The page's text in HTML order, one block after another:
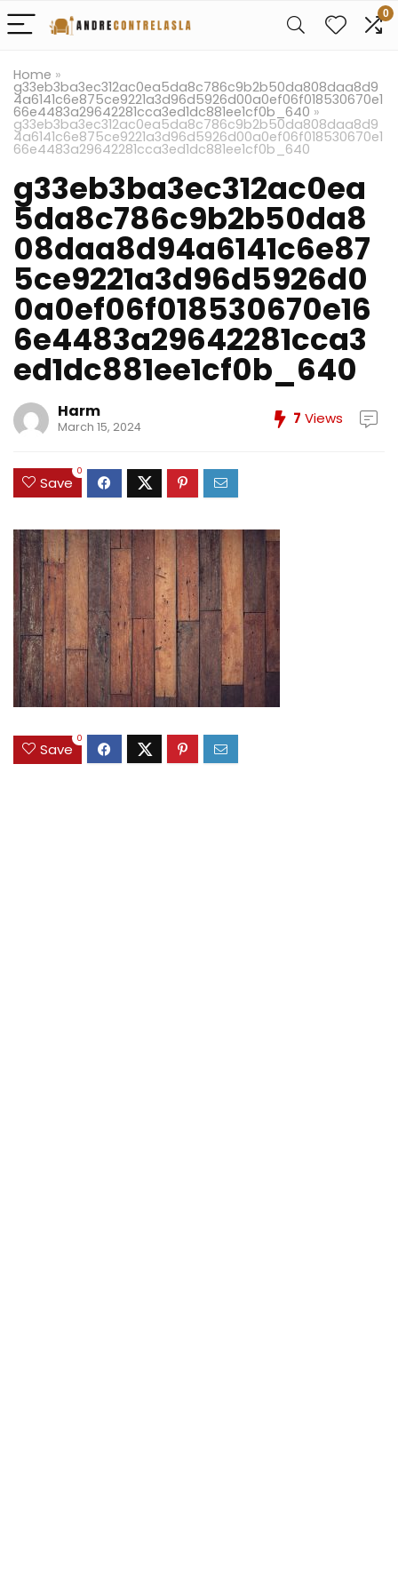
0
Home »
g33eb3ba3ec312ac0ea5da8c786c9b2b50da808daa8d9
4a6141c6e875ce9221a3d96d5926d00a0ef06f018530670e1
66e4483a29642281cca3ed1dc881ee1cf0b_640 »
g33eb3ba3ec312ac0ea5da8c786c9b2b50da808daa8d9
4a6141c6e875ce9221a3d96d5926d00a0ef06f018530670e1
66e4483a29642281cca3ed1dc881ee1cf0b_640
g33eb3ba3ec312ac0ea
5da8c786c9b2b50da8
08daa8d94a6141c6e87
5ce9221a3d96d5926d0
0a0ef06f018530670e16
6e4483a29642281cca3
ed1dc881ee1cf0b_640
Harm
March 15, 2024 7 Views
Save
0
Save
0